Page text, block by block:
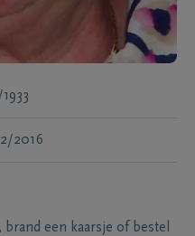
2016
een kaarsje of bestel